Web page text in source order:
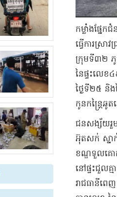
កម្លាំង​ផ្នែ
ធ្វើការ​ស្រ
ក្រុមទី​៣២ ភូ
នៃ​ផ្ទះ​លេ
ថ្ងៃទី​២៥ និ
កូន​កន្ត្រៃ​ឆូ
ជនសង្ស័យ​រួ
អ៊ុតសក់ ស្នា
ខណ្ឌទួលគោក
នៅ​ផ្ទះជួល​
រាជធានី​ពេ